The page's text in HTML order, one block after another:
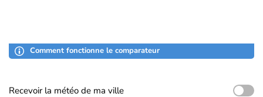
Comment fonctionne le comparateur
Recevoir la météo de ma ville